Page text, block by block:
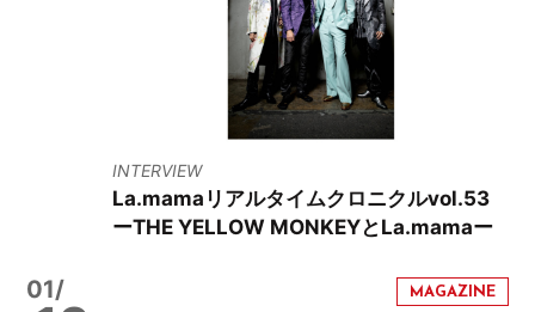
INTERVIEW
La.mamaリアルタイムクロニクルvol.53
ーTHE YELLOW MONKEYとLa.mamaー
01/